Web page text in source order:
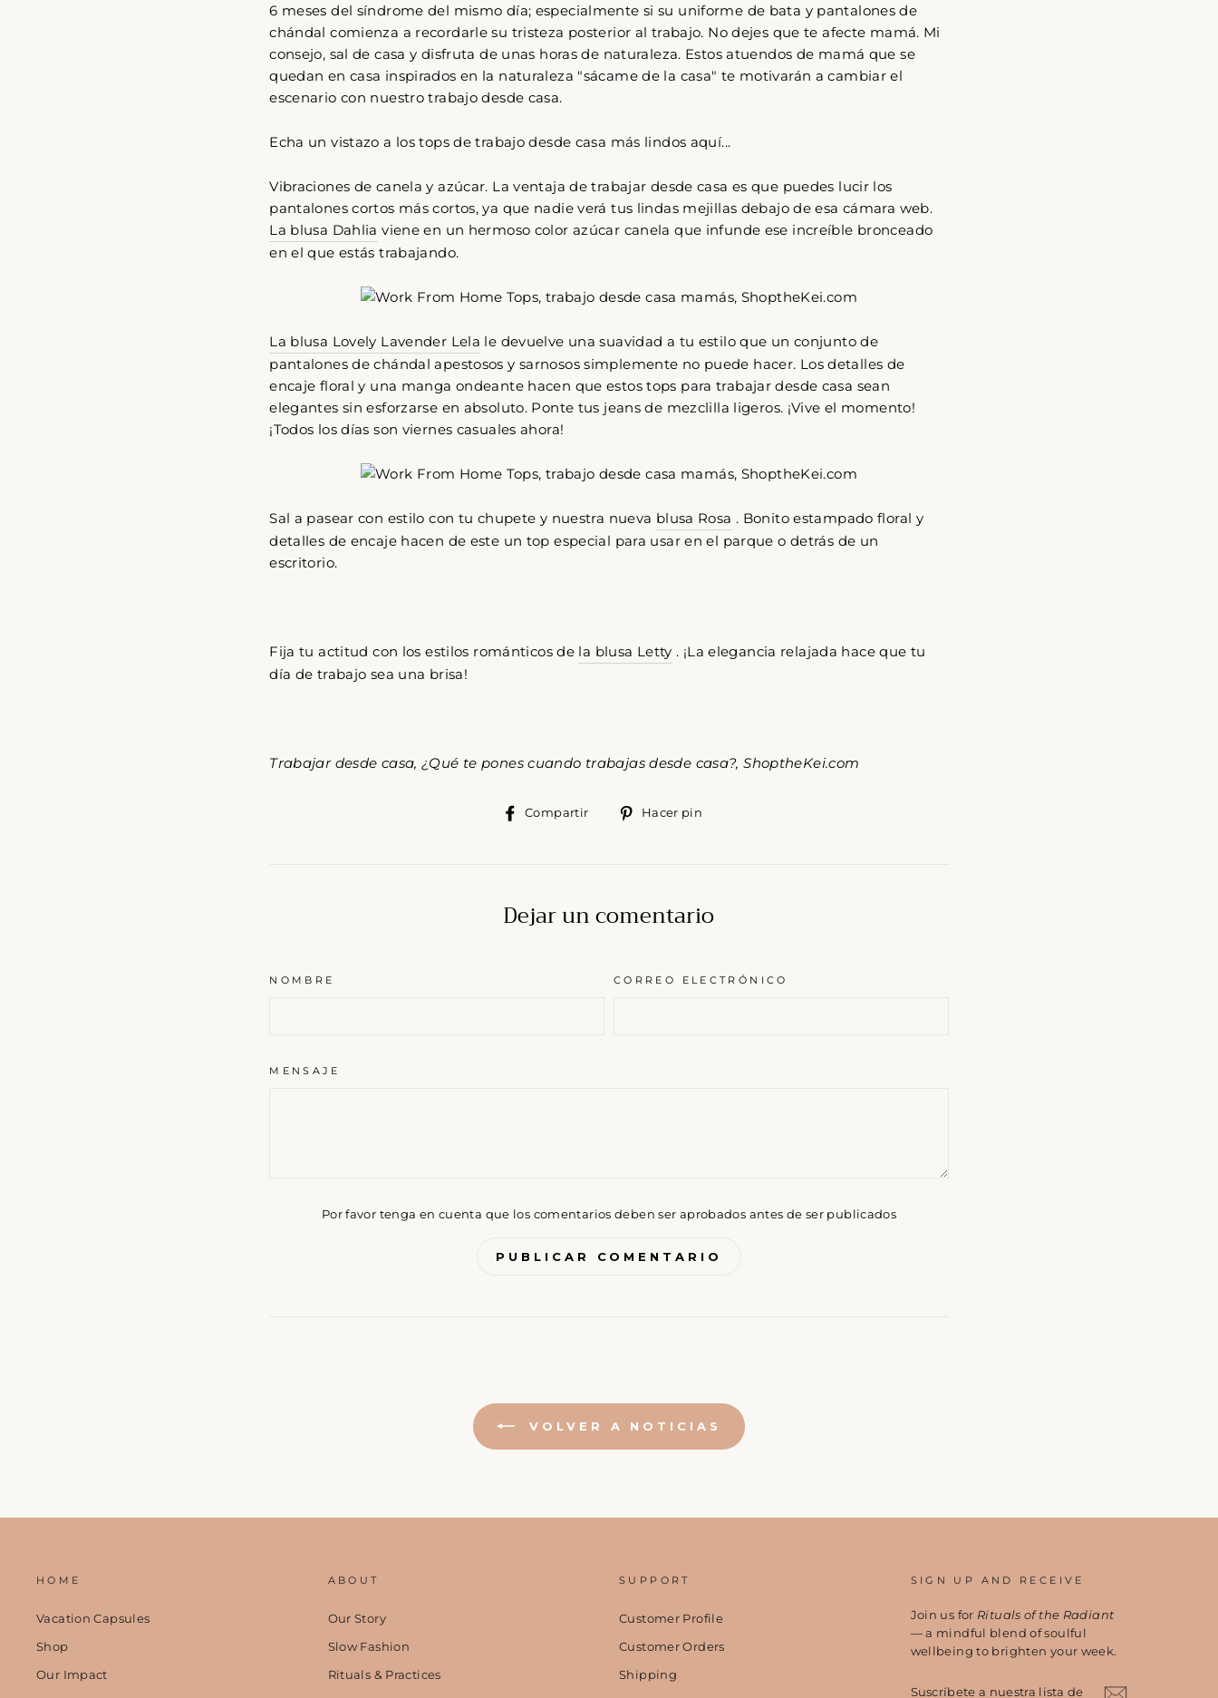
6 meses del síndrome del mismo día; especialmente si su uniforme de bata y pantalones de
chándal comienza a recordarle su tristeza posterior al trabajo. No dejes que te afecte mamá. Mi
consejo, sal de casa y disfruta de unas horas de naturaleza. Estos atuendos de mamá que se
quedan en casa inspirados en la naturaleza "sácame de la casa" te motivarán a cambiar el
escenario con nuestro trabajo desde casa.
Echa un vistazo a los tops de trabajo desde casa más lindos aquí...
Vibraciones de canela y azúcar. La ventaja de trabajar desde casa es que puedes lucir los
pantalones cortos más cortos, ya que nadie verá tus lindas mejillas debajo de esa cámara web.
La blusa Dahlia viene en un hermoso color azúcar canela que infunde ese increíble bronceado
en el que estás trabajando.
La blusa Lovely Lavender Lela le devuelve una suavidad a tu estilo que un conjunto de
pantalones de chándal apestosos y sarnosos simplemente no puede hacer. Los detalles de
encaje floral y una manga ondeante hacen que estos tops para trabajar desde casa sean
elegantes sin esforzarse en absoluto. Ponte tus jeans de mezclilla ligeros. ¡Vive el momento!
¡Todos los días son viernes casuales ahora!
Sal a pasear con estilo con tu chupete y nuestra nueva blusa Rosa . Bonito estampado floral y
detalles de encaje hacen de este un top especial para usar en el parque o detrás de un
escritorio.
Fija tu actitud con los estilos románticos de la blusa Letty . ¡La elegancia relajada hace que tu
día de trabajo sea una brisa!
Trabajar desde casa, ¿Qué te pones cuando trabajas desde casa?, ShoptheKei.com
Compartir
Compartir
Hacer pin
Dejar un comentario
NOMBRE CORREO ELECTRÓNICO
MENSAJE
Por favor tenga en cuenta que los comentarios deben ser aprobados antes de ser publicados
PUBLICAR COMENTARIO
VOLVER A NOTICIAS
HOME
Vacation Capsules
Shop
Our Impact
ABOUT
Our Story
Slow Fashion
Rituals & Practices
SUPPORT
Customer Profile
Customer Orders
Shipping
SIGN UP AND RECEIVE
Join us for Rituals of the Radiant
— a mindful blend of soulful
wellbeing to brighten your week.
A
Come Along✨
A soulful reset for women who want less stress and more aligned
style. Get early access to intentional slow-fashion designed to
NUESTRA
LISTA
DE
No thank you